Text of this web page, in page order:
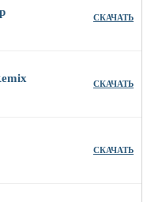
СКАЧАТЬ
СКАЧАТЬ
СКАЧАТЬ